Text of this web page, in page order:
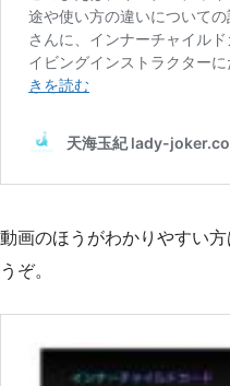
動画のほうがわかりやすい
うぞ。